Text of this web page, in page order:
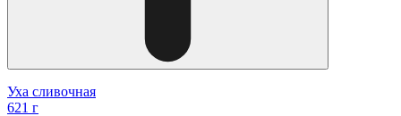
Уха сливочная
621 г